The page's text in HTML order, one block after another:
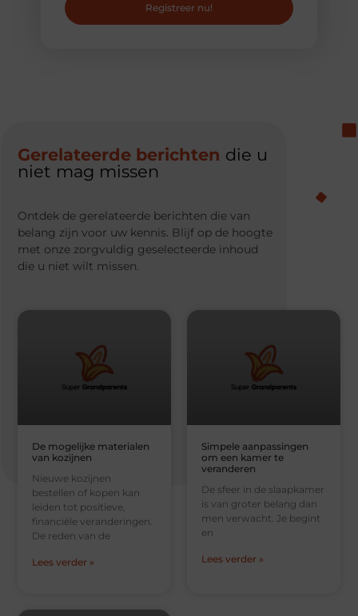
Registreer nu!
Gerelateerde berichten die u
niet mag missen
Ontdek de gerelateerde berichten die van
belang zijn voor uw kennis. Blijf op de hoogte
met onze zorgvuldig geselecteerde inhoud
die u niet wilt missen.
De mogelijke materialen
van kozijnen
Nieuwe kozijnen
bestellen of kopen kan
leiden tot positieve,
financiële veranderingen.
De reden van de
Lees verder »
Simpele aanpassingen
om een kamer te
veranderen
De sfeer in de slaapkamer
is van groter belang dan
men verwacht. Je begint
en
Lees verder »